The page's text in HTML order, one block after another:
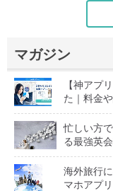
マガジン
【神アプ
た｜料金
忙しい方
る最強英
海外旅行
マホアプ